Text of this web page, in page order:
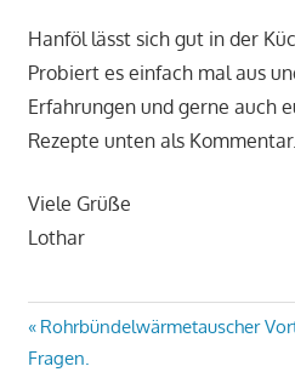
Hanföl lässt sich gut in der
Probiert es einfach mal aus
Erfahrungen und gerne auch
Rezepte unten als Kommentar.
Viele Grüße
Lothar
Vorheriger
Beitrag:
Rohrbündelwärmetauscher
Fragen.